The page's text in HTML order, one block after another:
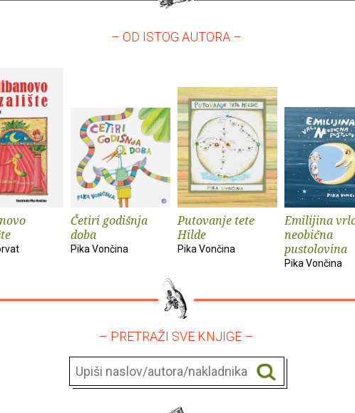
– OD ISTOG AUTORA –
Četiri godišnja
doba
Pika Vončina
Putovanje tete
Hilde
Pika Vončina
Emilijina
neobična
pustolovina
Pika Vončina
– PRETRAŽI SVE KNJIGE –